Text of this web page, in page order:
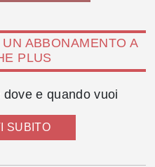
ABBONAMENTO A
PLUS
e quando vuoi
SUBITO